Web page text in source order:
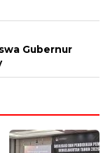
Gubernur